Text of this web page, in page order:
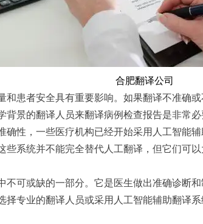
合肥翻译公司
患者安全具有重要影响。如果翻译不准确
景的翻译人员来翻译病例检查报告是非常必
性，一些医疗机构已经开始采用人工智能
些系统并不能完全替代人工翻译，但它们可
可或缺的一部分。它是医生做出准确诊断
择专业的翻译人员或采用人工智能辅助翻译